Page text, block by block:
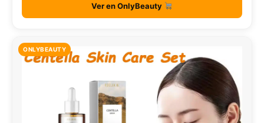
Ver en OnlyBeauty
ONLYBEAUTY